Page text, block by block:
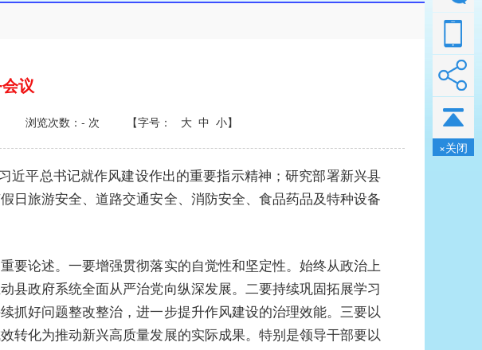
议
浏览次数： - 次 【字号： 大 中 小】
近平总书记就作风建设作出的重要指示精神；研究部署新兴县
日旅游安全、道路交通安全、消防安全、食品药品及特种设备
要论述。一要增强贯彻落实的自觉性和坚定性。始终从政治上
县政府系统全面从严治党向纵深发展。二要持续巩固拓展学习
抓好问题整改整治，进一步提升作风建设的治理效能。三要以
转化为推动新兴高质量发展的实际成果。特别是领导干部要以
×关闭